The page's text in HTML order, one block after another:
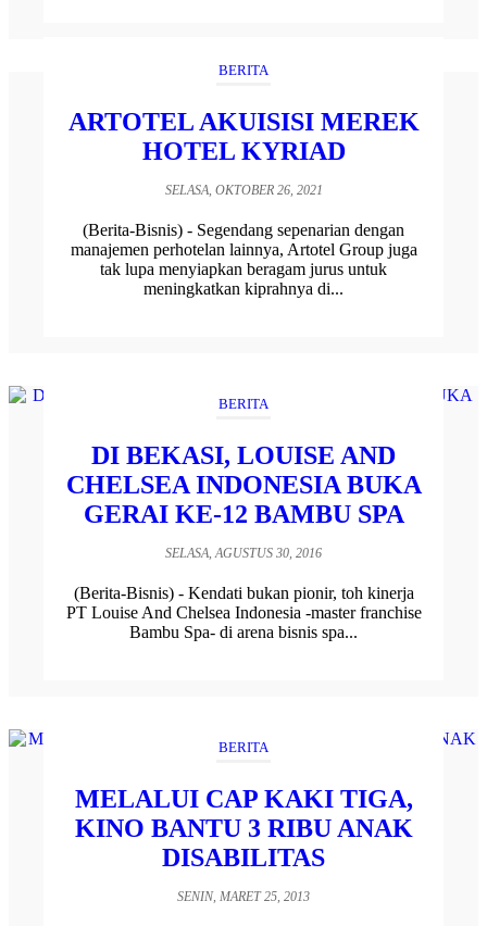
BERITA
ARTOTEL AKUISISI MEREK
HOTEL KYRIAD
SELASA, OKTOBER 26, 2021
(Berita-Bisnis) - Segendang sepenarian dengan
manajemen perhotelan lainnya, Artotel Group juga
tak lupa menyiapkan beragam jurus untuk
meningkatkan kiprahnya di...
BERITA
DI BEKASI, LOUISE AND
CHELSEA INDONESIA BUKA
GERAI KE-12 BAMBU SPA
SELASA, AGUSTUS 30, 2016
(Berita-Bisnis) - Kendati bukan pionir, toh kinerja
PT Louise And Chelsea Indonesia -master franchise
Bambu Spa- di arena bisnis spa...
BERITA
MELALUI CAP KAKI TIGA,
KINO BANTU 3 RIBU ANAK
DISABILITAS
SENIN, MARET 25, 2013